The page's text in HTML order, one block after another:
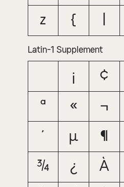
z
{
Latin-1 Supplement
¡ ¢
ª
« ¬
´
µ ¶
¾
¿ À